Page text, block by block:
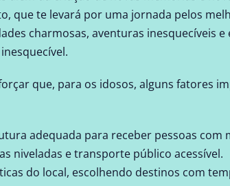
que te levará por uma jornada pelos
charmosas, aventuras inesquecíveis
que, para os idosos, alguns fatores
adequada para receber pessoas
niveladas e transporte público acessível.
do local, escolhendo destinos com